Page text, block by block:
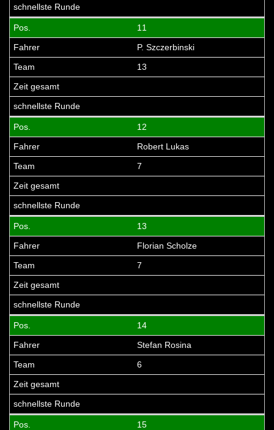
11
P. Szczerbinski
13
12
Robert Lukas
7
13
Florian Scholze
7
14
Stefan Rosina
6
15